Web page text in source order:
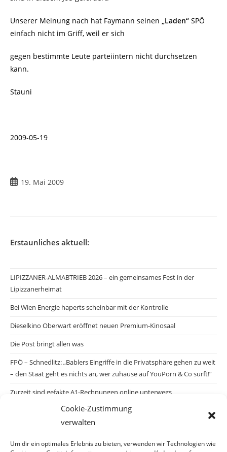
Cookie-Zustimmung
verwalten
Um dir ein optimales Erlebnis zu bieten, verwenden wir Technologien wie
Unserer Meinung nach hat Faymann seinen „Laden“ SPÖ
einfach nicht im Griff, weil er sich
gegen bestimmte Leute parteiintern nicht durchsetzen
kann.
Stauni
2009-05-19
Beitrag19. Mai 2009
Erstaunliches aktuell:
LIPIZZANER-ALMABTRIEB 2026 – ein gemeinsames Fest in der
Lipizzanerheimat
Bei Wien Energie haperts scheinbar mit der Kontrolle
Dieselkino Oberwart eröffnet neuen Premium-Kinosaal
Die Post bringt allen was
FPÖ – Schnedlitz: „Bablers Eingriffe in die Privatsphäre gehen zu weit
– den Staat geht es nichts an, wer zuhause auf YouPorn & Co surft!“
Zurzeit sind gefakte A1-Rechnungen online unterwegs
Salzburgs Juden und ihre Sicherheit: „Erst nach einem Anschlag wäre
die Gefahr endlich konkret!“
Biologisches Wunder in Ceuta